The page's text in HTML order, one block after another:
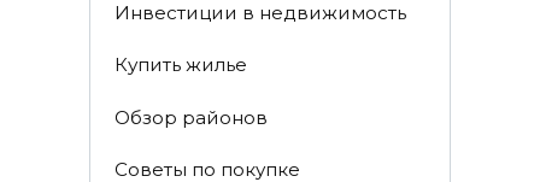
Инвестиции в недвижимость
Купить жилье
Обзор районов
Советы по покупке